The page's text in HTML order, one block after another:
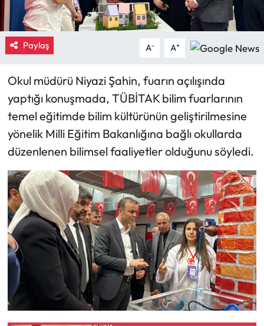
Paylaş A- A+
Okul müdürü Niyazi Şahin, fuarın açılışında
yaptığı konuşmada, TÜBİTAK bilim fuarlarının
temel eğitimde bilim kültürünün geliştirilmesine
yönelik Milli Eğitim Bakanlığına bağlı okullarda
düzenlenen bilimsel faaliyetler olduğunu söyledi.
İskilip Haberleri
Kimdir?
Kültür Sanat
Laçin Haberleri
Magazin
Mecitözü Haberleri
Oğuzlar Haberleri
Ortaköy Haberleri
Osmancık Haberleri